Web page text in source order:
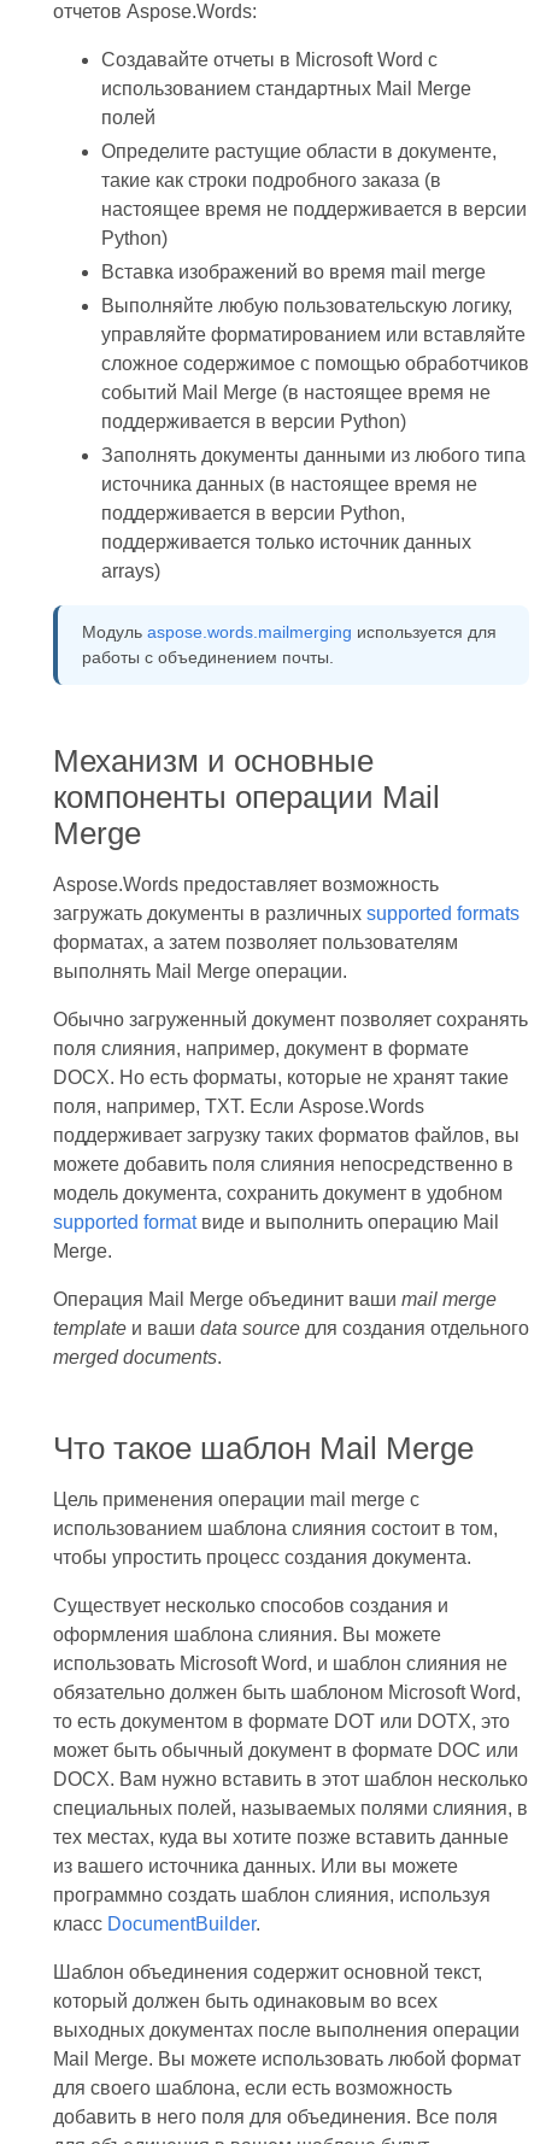
отчетов Aspose.Words:
Создавайте отчеты в Microsoft Word с
использованием стандартных Mail Merge
полей
Определите растущие области в документе,
такие как строки подробного заказа (в
настоящее время не поддерживается в версии
Python)
Вставка изображений во время mail merge
Выполняйте любую пользовательскую логику,
управляйте форматированием или вставляйте
сложное содержимое с помощью обработчиков
событий Mail Merge (в настоящее время не
поддерживается в версии Python)
Заполнять документы данными из любого типа
источника данных (в настоящее время не
поддерживается в версии Python,
поддерживается только источник данных
arrays)
Модуль aspose.words.mailmerging используется для
работы с объединением почты.
Механизм и основные
компоненты операции Mail
Merge
Aspose.Words предоставляет возможность
загружать документы в различных supported formats
форматах, а затем позволяет пользователям
выполнять Mail Merge операции.
Обычно загруженный документ позволяет сохранять
поля слияния, например, документ в формате
DOCX. Но есть форматы, которые не хранят такие
поля, например, TXT. Если Aspose.Words
поддерживает загрузку таких форматов файлов, вы
можете добавить поля слияния непосредственно в
модель документа, сохранить документ в удобном
supported formatвиде и выполнить операцию Mail
Merge.
Операция Mail Merge объединит ваши mail merge
templateи ваши data sourceдля создания отдельного
merged documents.
Что такое шаблон Mail Merge
Цель применения операции mail merge с
использованием шаблона слияния состоит в том,
чтобы упростить процесс создания документа.
Существует несколько способов создания и
оформления шаблона слияния. Вы можете
использовать Microsoft Word, и шаблон слияния не
обязательно должен быть шаблоном Microsoft Word,
то есть документом в формате DOT или DOTX, это
может быть обычный документ в формате DOC или
DOCX. Вам нужно вставить в этот шаблон несколько
специальных полей, называемых полями слияния, в
тех местах, куда вы хотите позже вставить данные
из вашего источника данных. Или вы можете
программно создать шаблон слияния, используя
класс DocumentBuilder.
Шаблон объединения содержит основной текст,
который должен быть одинаковым во всех
выходных документах после выполнения операции
Mail Merge. Вы можете использовать любой формат
для своего шаблона, если есть возможность
добавить в него поля для объединения. Все поля